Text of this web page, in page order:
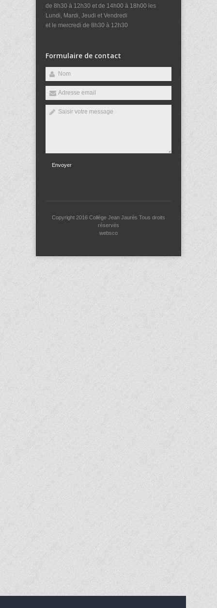
de 8h30 à 12h30 et de 14h00 à 18h00 les
Lundi, Mardi, Jeudi et Vendredi
et le mercredi de 8h30 à 12h30
Formulaire de contact
Envoyer
Copyright 2016 Collège Jean Jaurès Tous droits
réservés
websco